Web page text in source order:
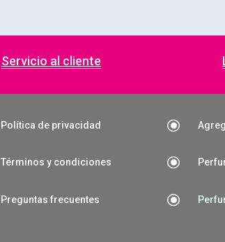
Servicio al cliente
Política de privacidad
Términos y condiciones
Preguntas frecuentes
\
\
\